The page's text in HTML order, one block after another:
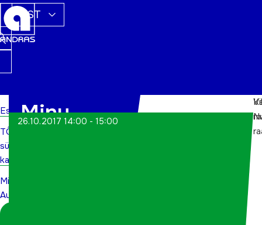
EST
Esileht
TÕN
sündmuste
kalender
Minu
Austraalia
Minu
26.10.2017 14:00 - 15:00